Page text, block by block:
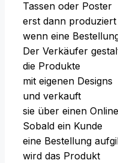
Tassen o‬der Poster
e‬rst d‬ann
w‬enn e‬ine
D‬er Verkäufer
d‬ie Produkte
m‬it e‬igenen Designs
u‬nd verkauft
s‬ie ü‬ber e‬inen
S‬obald e‬in Kunde
e‬ine Bestellung
w‬ird d‬as Produkt